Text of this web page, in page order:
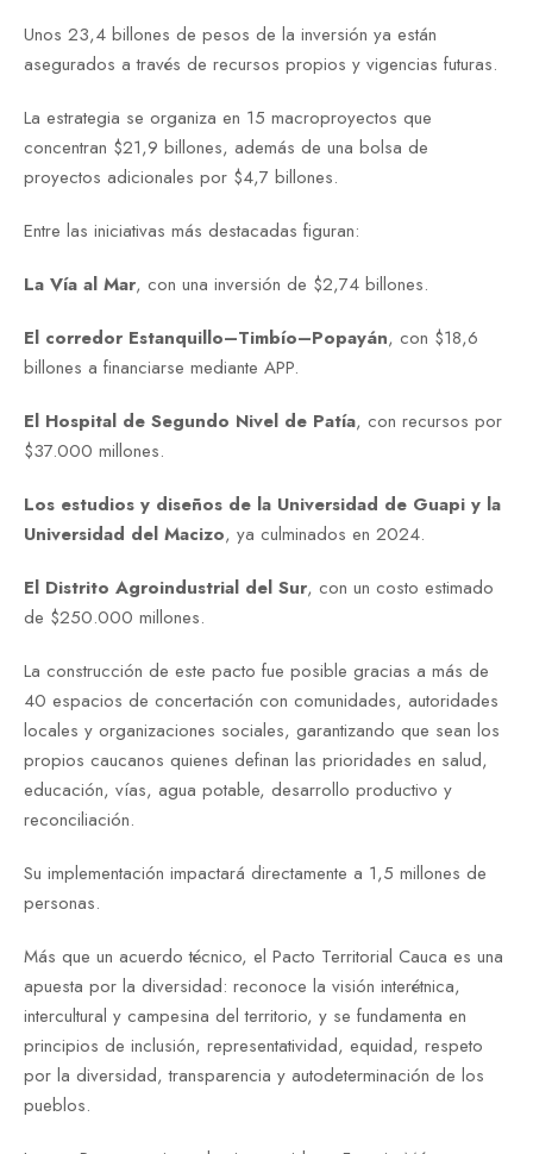
Unos 23,4 billones de pesos de la inversión ya están
asegurados a través de recursos propios y vigencias futuras.
La estrategia se organiza en 15 macroproyectos que
concentran $21,9 billones, además de una bolsa de
proyectos adicionales por $4,7 billones.
Entre las iniciativas más destacadas figuran:
La Vía al Mar, con una inversión de $2,74 billones.
El corredor Estanquillo–Timbío–Popayán, con $18,6
billones a financiarse mediante APP.
El Hospital de Segundo Nivel de Patía, con recursos por
$37.000 millones.
Los estudios y diseños de la Universidad de Guapi y la
Universidad del Macizo, ya culminados en 2024.
El Distrito Agroindustrial del Sur, con un costo estimado
de $250.000 millones.
La construcción de este pacto fue posible gracias a más de
40 espacios de concertación con comunidades, autoridades
locales y organizaciones sociales, garantizando que sean los
propios caucanos quienes definan las prioridades en salud,
educación, vías, agua potable, desarrollo productivo y
reconciliación.
Su implementación impactará directamente a 1,5 millones de
personas.
Más que un acuerdo técnico, el Pacto Territorial Cauca es una
apuesta por la diversidad: reconoce la visión interétnica,
intercultural y campesina del territorio, y se fundamenta en
principios de inclusión, representatividad, equidad, respeto
por la diversidad, transparencia y autodeterminación de los
pueblos.